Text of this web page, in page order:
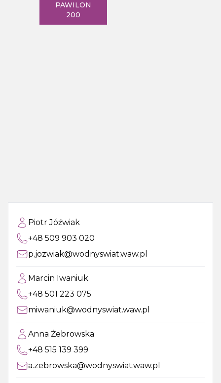
PAWILON
200
Piotr Jóźwiak
+48 509 903 020
p.jozwiak@wodnyswiat.waw.pl
Marcin Iwaniuk
+48 501 223 075
miwaniuk@wodnyswiat.waw.pl
Anna Żebrowska
+48 515 139 399
a.zebrowska@wodnyswiat.waw.pl